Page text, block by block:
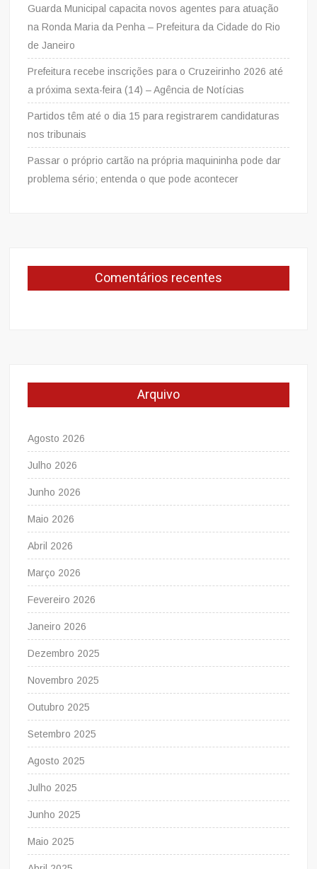
Guarda Municipal capacita novos agentes para atuação
na Ronda Maria da Penha – Prefeitura da Cidade do Rio
de Janeiro
Prefeitura recebe inscrições para o Cruzeirinho 2026 até
a próxima sexta-feira (14) – Agência de Notícias
Partidos têm até o dia 15 para registrarem candidaturas
nos tribunais
Passar o próprio cartão na própria maquininha pode dar
problema sério; entenda o que pode acontecer
Comentários recentes
Arquivo
Agosto 2026
Julho 2026
Junho 2026
Maio 2026
Abril 2026
Março 2026
Fevereiro 2026
Janeiro 2026
Dezembro 2025
Novembro 2025
Outubro 2025
Setembro 2025
Agosto 2025
Julho 2025
Junho 2025
Maio 2025